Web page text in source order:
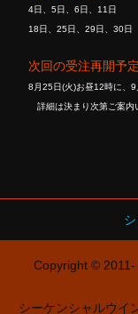
4日、5日、6日、11日
18日、25日、29日、30日
次回の受注再開予定
8月25日(火)お昼12時に、9
詳細は決まり次第ご案内
Copyright © 2011-
シーケンシャルウイ